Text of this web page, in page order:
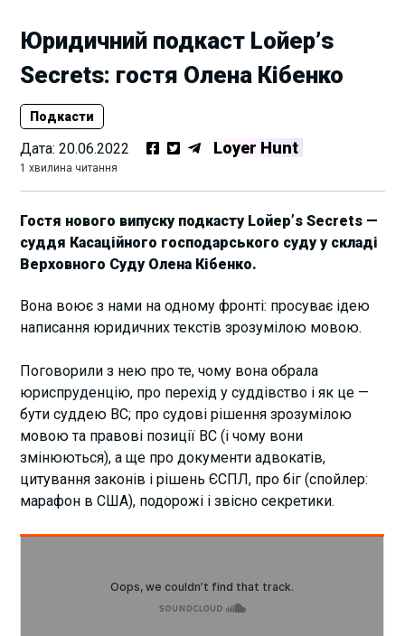
Юридичний подкаст Lойер’s
Secrets: гостя Олена Кібенко
Подкасти
Дата:20.06.2022 Loyer Hunt
1 хвилина читання
Гостя нового випуску подкасту Lойер’s Secrets —
суддя Касаційного господарського суду у складі
Верховного Суду Олена Кібенко.
Вона воює з нами на одному фронті: просуває ідею
написання юридичних текстів зрозумілою мовою.
Поговорили з нею про те, чому вона обрала
юриспруденцію, про перехід у суддівство і як це —
бути суддею ВС; про судові рішення зрозумілою
мовою та правові позиції ВС (і чому вони
змінюються), а ще про документи адвокатів,
цитування законів і рішень ЄСПЛ, про біг (спойлер:
марафон в США), подорожі і звісно секретики.